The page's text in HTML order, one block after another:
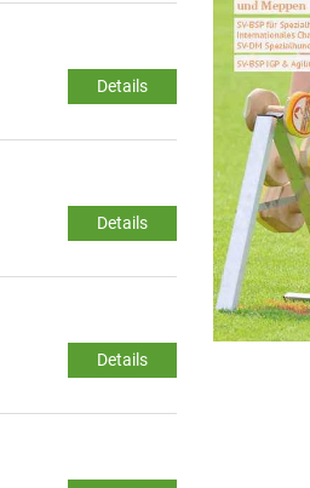
Details
Details
Details